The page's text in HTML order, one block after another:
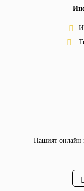
Нашият онлайн